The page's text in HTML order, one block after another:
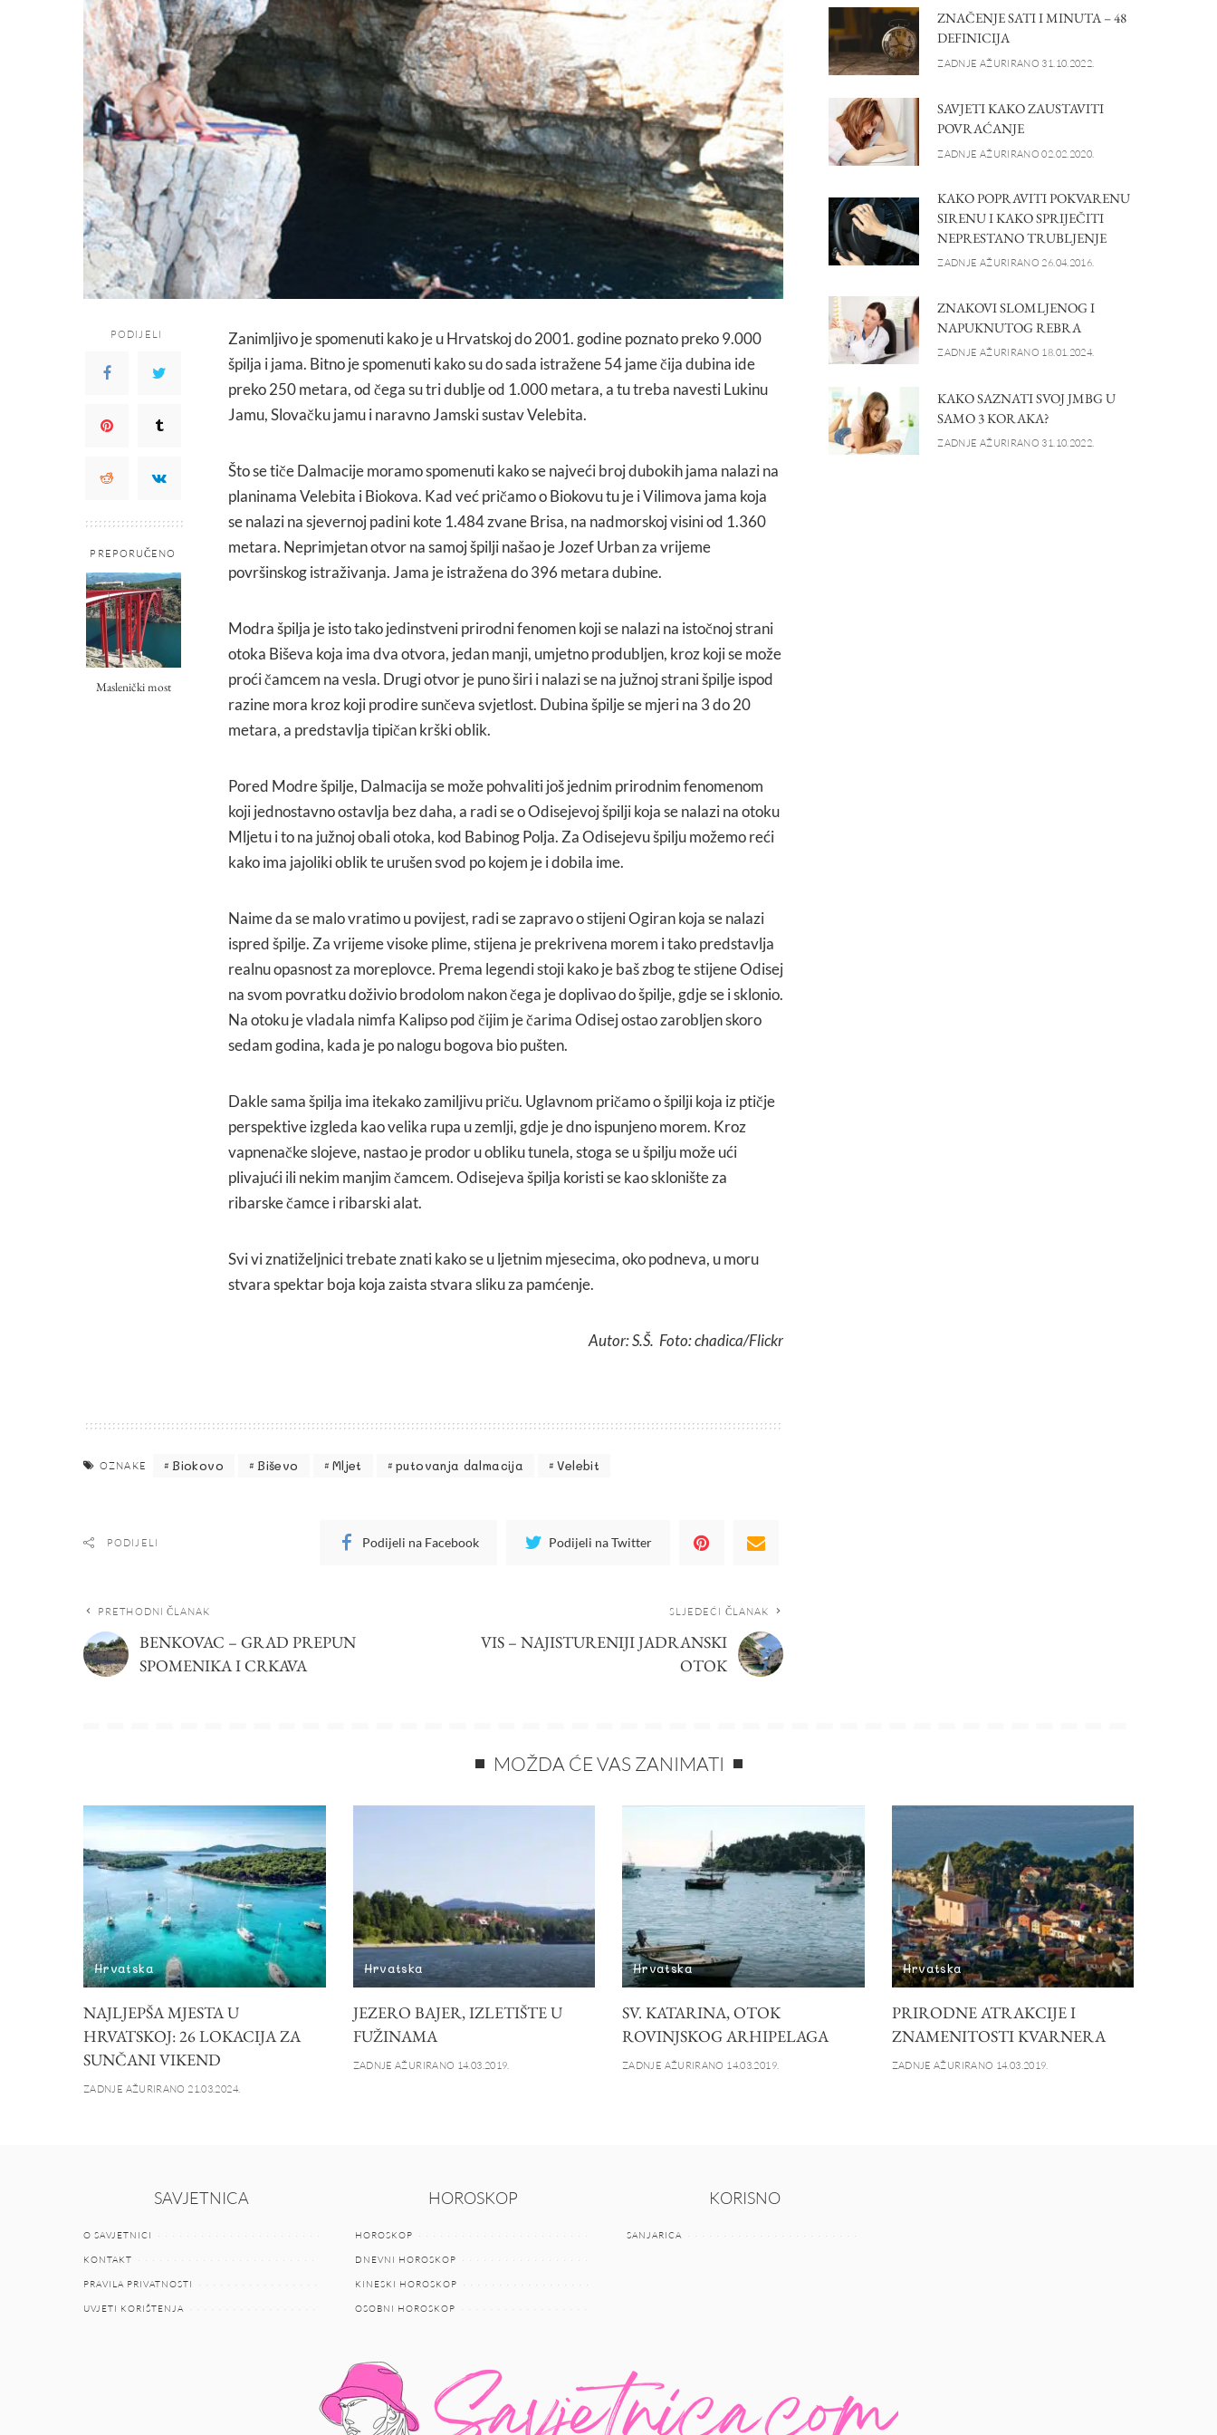
PODIJELI
PREPORUČENO
Maslenički most
Zanimljivo je spomenuti kako je u Hrvatskoj do 2001. godine poznato preko 9.000
špilja i jama. Bitno je spomenuti kako su do sada istražene 54 jame čija dubina ide
preko 250 metara, od čega su tri dublje od 1.000 metara, a tu treba navesti Lukinu
Jamu, Slovačku jamu i naravno Jamski sustav Velebita.
Što se tiče Dalmacije moramo spomenuti kako se najveći broj dubokih jama nalazi na
planinama Velebita i Biokova. Kad već pričamo o Biokovu tu je i Vilimova jama koja
se nalazi na sjevernoj padini kote 1.484 zvane Brisa, na nadmorskoj visini od 1.360
metara. Neprimjetan otvor na samoj špilji našao je Jozef Urban za vrijeme
površinskog istraživanja. Jama je istražena do 396 metara dubine.
Modra špilja je isto tako jedinstveni prirodni fenomen koji se nalazi na istočnoj strani
otoka Biševa koja ima dva otvora, jedan manji, umjetno produbljen, kroz koji se može
proći čamcem na vesla. Drugi otvor je puno širi i nalazi se na južnoj strani špilje ispod
razine mora kroz koji prodire sunčeva svjetlost. Dubina špilje se mjeri na 3 do 20
metara, a predstavlja tipičan krški oblik.
Pored Modre špilje, Dalmacija se može pohvaliti još jednim prirodnim fenomenom
koji jednostavno ostavlja bez daha, a radi se o Odisejevoj špilji koja se nalazi na otoku
Mljetu i to na južnoj obali otoka, kod Babinog Polja. Za Odisejevu špilju možemo reći
kako ima jajoliki oblik te urušen svod po kojem je i dobila ime.
Naime da se malo vratimo u povijest, radi se zapravo o stijeni Ogiran koja se nalazi
ispred špilje. Za vrijeme visoke plime, stijena je prekrivena morem i tako predstavlja
realnu opasnost za moreplovce. Prema legendi stoji kako je baš zbog te stijene Odisej
na svom povratku doživio brodolom nakon čega je doplivao do špilje, gdje se i sklonio.
Na otoku je vladala nimfa Kalipso pod čijim je čarima Odisej ostao zarobljen skoro
sedam godina, kada je po nalogu bogova bio pušten.
Dakle sama špilja ima itekako zamiljivu priču. Uglavnom pričamo o špilji koja iz ptičje
perspektive izgleda kao velika rupa u zemlji, gdje je dno ispunjeno morem. Kroz
vapnenačke slojeve, nastao je prodor u obliku tunela, stoga se u špilju može ući
plivajući ili nekim manjim čamcem. Odisejeva špilja koristi se kao sklonište za
ribarske čamce i ribarski alat.
Svi vi znatiželjnici trebate znati kako se u ljetnim mjesecima, oko podneva, u moru
stvara spektar boja koja zaista stvara sliku za pamćenje.
Autor: S.Š. Foto: chadica/Flickr
OZNAKE Biokovo Biševo Mljet putovanja dalmacija Velebit
PODIJELI Podijeli na Facebook Podijeli na Twitter
PRETHODNI ČLANAK
BENKOVAC – GRAD PREPUN
SPOMENIKA I CRKAVA
SLJEDEĆI ČLANAK
VIS – NAJISTURENIJI JADRANSKI
OTOK
ZNAČENJE SATI I MINUTA – 48
DEFINICIJA
ZADNJE AŽURIRANO 31.10.2022.
SAVJETI KAKO ZAUSTAVITI
POVRAĆANJE
ZADNJE AŽURIRANO 02.02.2020.
KAKO POPRAVITI POKVARENU
SIRENU I KAKO SPRIJEČITI
NEPRESTANO TRUBLJENJE
ZADNJE AŽURIRANO 26.04.2016.
ZNAKOVI SLOMLJENOG I
NAPUKNUTOG REBRA
ZADNJE AŽURIRANO 18.01.2024.
KAKO SAZNATI SVOJ JMBG U
SAMO 3 KORAKA?
ZADNJE AŽURIRANO 31.10.2022.
MOŽDA ĆE VAS ZANIMATI
Hrvatska
NAJLJEPŠA MJESTA U
HRVATSKOJ: 26 LOKACIJA ZA
SUNČANI VIKEND
ZADNJE AŽURIRANO 21.03.2024.
Hrvatska
JEZERO BAJER, IZLETIŠTE U
FUŽINAMA
ZADNJE AŽURIRANO 14.03.2019.
Hrvatska
SV. KATARINA, OTOK
ROVINJSKOG ARHIPELAGA
ZADNJE AŽURIRANO 14.03.2019.
Hrvatska
PRIRODNE ATRAKCIJE I
ZNAMENITOSTI KVARNERA
ZADNJE AŽURIRANO 14.03.2019.
SAVJETNICA
O SAVJETNICI
KONTAKT
PRAVILA PRIVATNOSTI
UVJETI KORIŠTENJA
HOROSKOP
HOROSKOP
DNEVNI HOROSKOP
KINESKI HOROSKOP
OSOBNI HOROSKOP
KORISNO
SANJARICA